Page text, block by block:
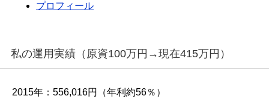
プロフィール
私の運用実績（原資100万円→現在415万円）
2015年：556,016円（年利約56％）